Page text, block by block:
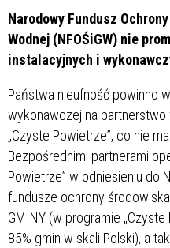
Narodowy Fundusz
Wodnej (NFOŚiGW) nie
instalacyjnych i
Państwa nieufność powinno
wykonawczej na
„Czyste Powietrze”, co nie
Bezpośrednimi partnerami
Powietrze” w odniesieniu do
fundusze ochrony
GMINY (w programie
85% gmin w skali Polski), a